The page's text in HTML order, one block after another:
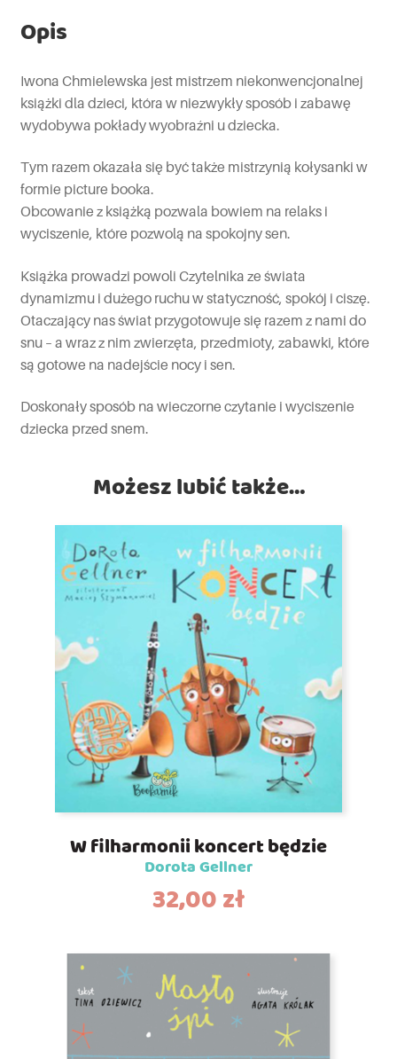
Opis
Iwona Chmielewska jest mistrzem niekonwencjonalnej
książki dla dzieci, która w niezwykły sposób i zabawę
wydobywa pokłady wyobraźni u dziecka.
Tym razem okazała się być także mistrzynią kołysanki w
formie picture booka.
Obcowanie z książką pozwala bowiem na relaks i
wyciszenie, które pozwolą na spokojny sen.
Książka prowadzi powoli Czytelnika ze świata
dynamizmu i dużego ruchu w statyczność, spokój i ciszę.
Otaczający nas świat przygotowuje się razem z nami do
snu – a wraz z nim zwierzęta, przedmioty, zabawki, które
są gotowe na nadejście nocy i sen.
Doskonały sposób na wieczorne czytanie i wyciszenie
dziecka przed snem.
Możesz lubić także…
W filharmonii koncert będzie
Dorota Gellner
32,00zł